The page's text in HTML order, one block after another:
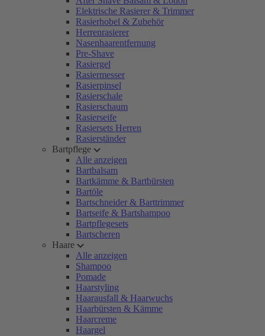
Elektrische Rasierer & Trimmer
Rasierhobel & Zubehör
Herrenrasierer
Nasenhaarentfernung
Pre-Shave
Rasiergel
Rasiermesser
Rasierpinsel
Rasierschale
Rasierschaum
Rasierseife
Rasiersets Herren
Rasierständer
Bartpflege
Alle anzeigen
Bartbalsam
Bartkämme & Bartbürsten
Bartöle
Bartschneider & Barttrimmer
Bartseife & Bartshampoo
Bartpflegesets
Bartscheren
Haare
Alle anzeigen
Shampoo
Pomade
Haarstyling
Haarausfall & Haarwuchs
Haarbürsten & Kämme
Haarcreme
Haargel